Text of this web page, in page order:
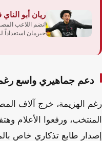
ريان أبو
انضم اللاعب
جيرمان استعداداً
دعم جماهيري واسع
رغم الهزيمة، خرج آلاف
المنتخب، ورفعوا الأعلام
إصدار طابع تذكاري خاص